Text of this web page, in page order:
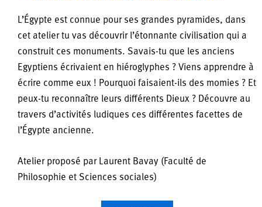
L’Égypte est connue pour ses grandes pyramides, dans
cet atelier tu vas découvrir l’étonnante civilisation qui a
construit ces monuments. Savais-tu que les anciens
Egyptiens écrivaient en hiéroglyphes ? Viens apprendre à
écrire comme eux ! Pourquoi faisaient-ils des momies ? Et
peux-tu reconnaître leurs différents Dieux ? Découvre au
travers d’activités ludiques ces différentes facettes de
l’Égypte ancienne.
Atelier proposé par Laurent Bavay (Faculté de
Philosophie et Sciences sociales)